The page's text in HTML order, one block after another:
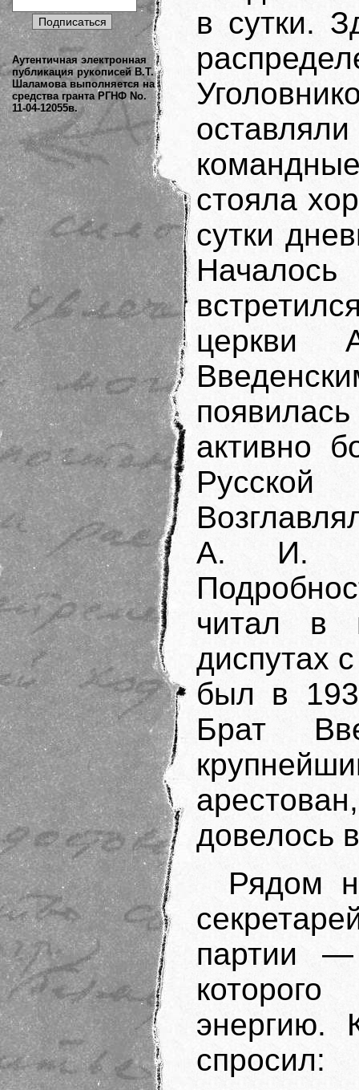
Аутентичная электронная
публикация рукописей В.Т.
Шаламова выполняется на
средства гранта РГНФ No.
11-04-12055в.
в сутки.
стояла
сутки
церкви
активно
Русской
А. И.
читал в
диспутах
был в
Брат
довелось
Рядом
партии —
энергию.
спросил: